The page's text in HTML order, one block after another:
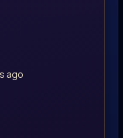
ago